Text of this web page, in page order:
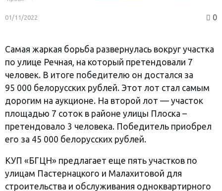
01/11/2022 0
Самая жаркая борьба развернулась вокруг участка
по улице Речная, на который претендовали 7
человек. В итоге победителю он достался за
95 000 белорусских рублей. Этот лот стал самым
дорогим на аукционе. На второй лот — участок
площадью 7 соток в районе улицы Плоска –
претендовало 3 человека. Победитель приобрел
его за 45 000 белорусских рублей.
КУП «БГЦН» предлагает еще пять участков по
улицам Пастернацкого и Малахитовой для
строительства и обслуживания одноквартирного